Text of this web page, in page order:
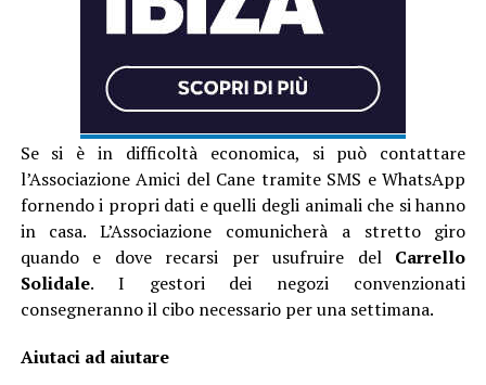
Se si è in difficoltà economica, si può contattare
l’Associazione Amici del Cane tramite SMS e WhatsApp
fornendo i propri dati e quelli degli animali che si hanno
in casa. L’Associazione comunicherà a stretto giro
quando e dove recarsi per usufruire del Carrello
Solidale. I gestori dei negozi convenzionati
consegneranno il cibo necessario per una settimana.
Aiutaci ad aiutare